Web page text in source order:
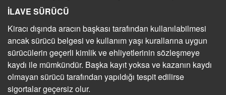
İLAVE SÜRÜCÜ
Kiracı dışında aracın başkası tarafından kullanılabilmesi
ancak sürücü belgesi ve kullanım yaşı kurallarına uygun
sürücülerin geçerli kimlik ve ehliyetlerinin sözleşmeye
kaydı ile mümkündür. Başka kayıt yoksa ve kazanın kaydı
olmayan sürücü tarafından yapıldığı tespit edilirse
sigortalar geçersiz olur.